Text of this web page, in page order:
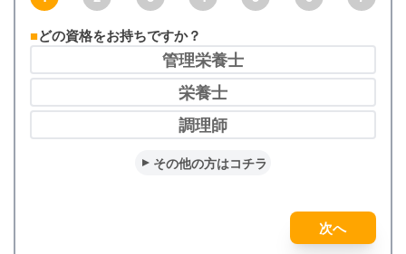
どの資格をお持ちですか？
管理栄養士
栄養士
調理師
その他の方はコチラ
次へ